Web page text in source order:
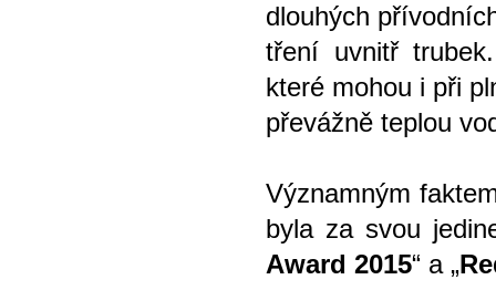
dlouhých
tření uvnitř
které mohou i při
převážně teplou
Významným
byla za svou
Award 2015“ a „